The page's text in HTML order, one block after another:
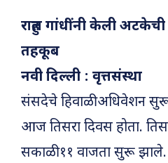
राहुल गांधींनी केली
तहकूब
नवी दिल्ली : वृत्तसंस्था
संसदेचे हिवाळी अधिवेशन
आज तिसरा दिवस होता.
सकाळी ११ वाजता सुरू झाले.